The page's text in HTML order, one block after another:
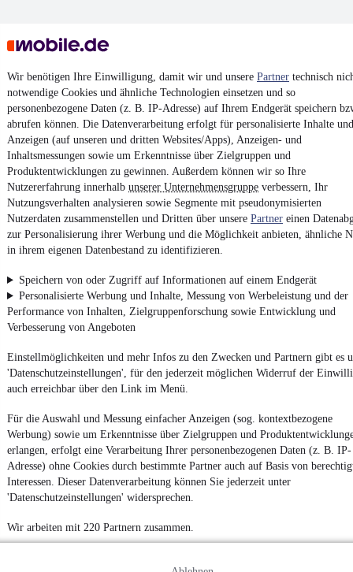
Wir benötigen Ihre Einwilligung, damit wir und unsere Partner technisch
notwendige Cookies und ähnliche Technologien einsetzen und so
personenbezogene Daten (z. B. IP-Adresse) auf Ihrem Endgerät speichern
abrufen können. Die Datenverarbeitung erfolgt für personalisierte Inhalte und
Anzeigen (auf unseren und dritten Websites/Apps), Anzeigen- und
Inhaltsmessungen sowie um Erkenntnisse über Zielgruppen und
Produktentwicklungen zu gewinnen. Außerdem können wir so Ihre
Nutzererfahrung innerhalb unserer Unternehmensgruppe verbessern, Ihr
Nutzungsverhalten analysieren sowie Segmente mit pseudonymisierten
Nutzerdaten zusammenstellen und Dritten über unsere Partner einen
zur Personalisierung ihrer Werbung und die Möglichkeit anbieten, ähnliche
in ihrem eigenen Datenbestand zu identifizieren.
Speichern von oder Zugriff auf Informationen auf einem Endgerät
Personalisierte Werbung und Inhalte, Messung von Werbeleistung und der
Performance von Inhalten, Zielgruppenforschung sowie Entwicklung und
Verbesserung von Angeboten
Einstellmöglichkeiten und mehr Infos zu den Zwecken und Partnern gibt es
'Datenschutzeinstellungen', für den jederzeit möglichen Widerruf der
auch erreichbar über den Link im Menü.
Für die Auswahl und Messung einfacher Anzeigen (sog. kontextbezogene
Werbung) sowie um Erkenntnisse über Zielgruppen und
erlangen, erfolgt eine Verarbeitung Ihrer personenbezogenen Daten (z. B. IP-
Adresse) ohne Cookies durch bestimmte Partner auch auf Basis von
Interessen. Dieser Datenverarbeitung können Sie jederzeit unter
'Datenschutzeinstellungen' widersprechen.
Wir arbeiten mit 220 Partnern zusammen.
4.6 Sterne
Nutze mobile.de schnell und einfach
App installieren
Impressum
AGB
Vertrag widerrufen
Datenschutz
Datenschutzeinstellungen
Report Security Vulnerability (English)
Powered by
Von Auto verkaufen über E-Bikes und
Besuchemobile.de